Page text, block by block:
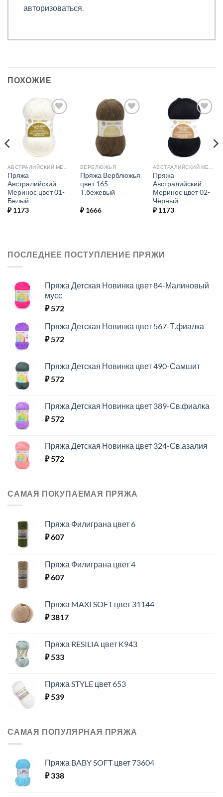
авторизоваться
ПОХОЖИЕ
Добавить в
избранное.
АВСТРАЛИЙСКИЙ МЕРИНОС
Пряжа
Австралийский
Меринос цвет 01-
Белый
₽1173
Добавить в
избранное.
ВЕРБЛЮЖЬЯ
Пряжа Верблюжья
цвет 165-
Т.бежевый
₽1666
Добавить в
избранное.
АВСТРАЛИЙСКИЙ МЕРИНОС
Пряжа
Австралийский
Меринос цвет 02-
Чёрный
₽1173
ПОСЛЕДНЕЕ ПОСТУПЛЕНИЕ ПРЯЖИ
Пряжа Детская Новинка цвет 84-Малиновый
мусс
₽572
Пряжа Детская Новинка цвет 567-Т.фиалка
₽572
Пряжа Детская Новинка цвет 490-Самшит
₽572
Пряжа Детская Новинка цвет 389-Св.фиалка
₽572
Пряжа Детская Новинка цвет 324-Св.азалия
₽572
САМАЯ ПОКУПАЕМАЯ ПРЯЖА
Пряжа Филиграна цвет 6
₽607
Пряжа Филиграна цвет 4
₽607
Пряжа MAXI SOFT цвет 31144
₽3817
Пряжа RESILIA цвет K943
₽533
Пряжа STYLE цвет 653
₽539
САМАЯ ПОПУЛЯРНАЯ ПРЯЖА
Пряжа BABY SOFT цвет 73604
₽338